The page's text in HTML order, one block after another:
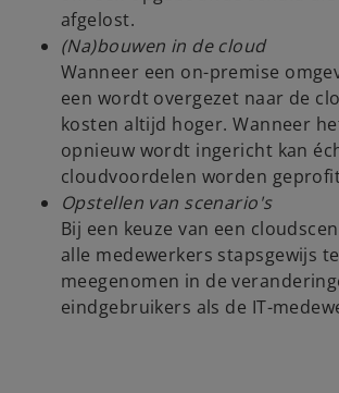
afgelost.
(Na)bouwen in de cloud
Wanneer een on-premise
een wordt overgezet naar de
kosten altijd hoger. Wanneer
opnieuw wordt ingericht kan
cloudvoordelen worden
Opstellen van scenario's
Bij een keuze van een
alle medewerkers stapsgewijs
meegenomen in de
eindgebruikers als de IT-